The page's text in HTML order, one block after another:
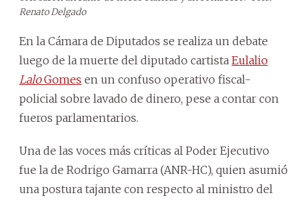
Renato Delgado
En la Cámara de Diputados se realiza un debate
luego de la muerte del diputado cartista Eulalio
LaloGomes en un confuso operativo fiscal-
policial sobre lavado de dinero, pese a contar con
fueros parlamentarios.
Una de las voces más críticas al Poder Ejecutivo
fue la de Rodrigo Gamarra (ANR-HC), quien asumió
una postura tajante con respecto al ministro del